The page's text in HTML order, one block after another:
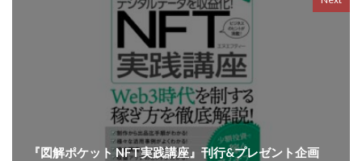
『図解ポケット NFT実践講座』刊行&プレゼント企画